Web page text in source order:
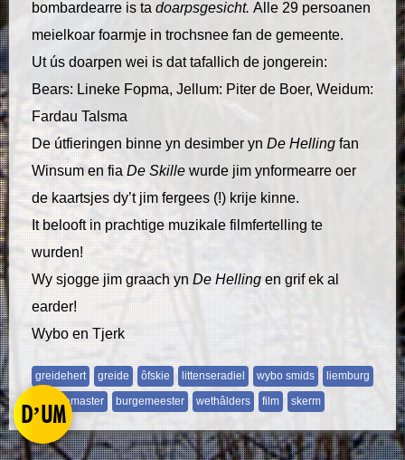
D’UM
bombardearre is ta doarpsgesicht. Alle 29 persoanen
meielkoar foarmje in trochsnee fan de gemeente.
Ut ús doarpen wei is dat tafallich de jongerein:
Bears: Lineke Fopma, Jellum: Piter de Boer, Weidum:
Fardau Talsma
De útfieringen binne yn desimber yn De Helling fan
Winsum en fia De Skille wurde jim ynformearre oer
de kaartsjes dy’t jim fergees (!) krije kinne.
It belooft in prachtige muzikale filmfertelling te
wurden!
Wy sjogge jim graach yn De Hellingen grif ek al
earder!
Wybo en Tjerk
greidehert greide ôfskie littenseradiel wybo smids
liemburg
boargemaster
burgemeester wethâlders film skerm